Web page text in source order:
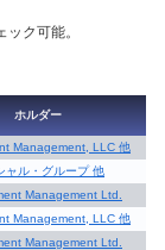
ク可能。
ホルダー
Management, LLC 他
ャル・グループ 他
Management Ltd.
Management, LLC 他
Management Ltd.